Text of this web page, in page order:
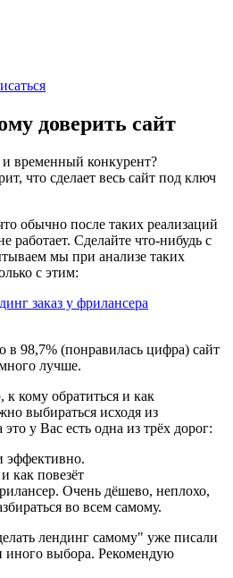
доверить сайт
временный конкурент?
что сделает весь сайт под ключ
обычно после таких реализаций
работает. Сделайте что-нибудь с
мы при анализе таких
с этим:
в 98,7% (понравилась цифра) сайт
лучше.
кому обратиться и как
выбираться исходя из
у Вас есть одна из трёх дорог:
эффективно.
как повезёт
Очень дёшево, неплохо,
во всем самому.
лендинг самому" уже писали
выбора. Рекомендую